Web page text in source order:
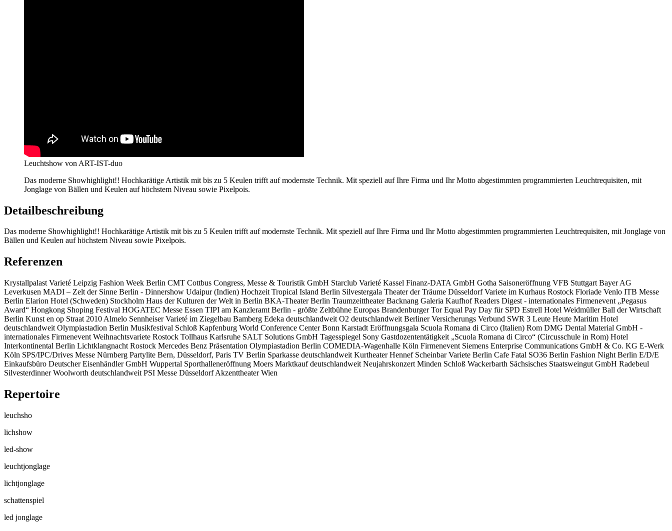
Leuchtshow von ART-IST-duo
Das moderne Showhighlight!! Hochkarätige Artistik mit bis zu 5 Keulen trifft auf modernste Technik. Mit speziell auf Ihre Firma und Ihr Motto abgestimmten programmierten Leuchtrequisiten, mit
Jonglage von Bällen und Keulen auf höchstem Niveau sowie Pixelpois.
Detailbeschreibung
Das moderne Showhighlight!! Hochkarätige Artistik mit bis zu 5 Keulen trifft auf modernste Technik. Mit speziell auf Ihre Firma und Ihr Motto abgestimmten programmierten Leuchtrequisiten, mit Jonglage von
Bällen und Keulen auf höchstem Niveau sowie Pixelpois.
Referenzen
Krystallpalast Varieté Leipzig Fashion Week Berlin CMT Cottbus Congress, Messe & Touristik GmbH Starclub Varieté Kassel Finanz-DATA GmbH Gotha Saisoneröffnung VFB Stuttgart Bayer AG
Leverkusen MADI – Zelt der Sinne Berlin - Dinnershow Udaipur (Indien) Hochzeit Tropical Island Berlin Silvestergala Theater der Träume Düsseldorf Variete im Kurhaus Rostock Floriade Venlo ITB Messe
Berlin Elarion Hotel (Schweden) Stockholm Haus der Kulturen der Welt in Berlin BKA-Theater Berlin Traumzeittheater Backnang Galeria Kaufhof Readers Digest - internationales Firmenevent „Pegasus
Award“ Hongkong Shoping Festival HOGATEC Messe Essen TIPI am Kanzleramt Berlin - größte Zeltbühne Europas Brandenburger Tor Equal Pay Day für SPD Estrell Hotel Weidmüller Ball der Wirtschaft
Berlin Kunst en op Straat 2010 Almelo Sennheiser Varieté im Ziegelbau Bamberg Edeka deutschlandweit O2 deutschlandweit Berliner Versicherungs Verbund SWR 3 Leute Heute Maritim Hotel
deutschlandweit Olympiastadion Berlin Musikfestival Schloß Kapfenburg World Conference Center Bonn Karstadt Eröffnungsgala Scuola Romana di Circo (Italien) Rom DMG Dental Material GmbH -
internationales Firmenevent Weihnachtsvariete Rostock Tollhaus Karlsruhe SALT Solutions GmbH Tagesspiegel Sony Gastdozententätigkeit „Scuola Romana di Circo“ (Circusschule in Rom) Hotel
Interkontinental Berlin Lichtklangnacht Rostock Mercedes Benz Präsentation Olympiastadion Berlin COMEDIA-Wagenhalle Köln Firmenevent Siemens Enterprise Communications GmbH & Co. KG E-Werk
Köln SPS/IPC/Drives Messe Nürnberg Partylite Bern, Düsseldorf, Paris TV Berlin Sparkasse deutschlandweit Kurtheater Hennef Scheinbar Variete Berlin Cafe Fatal SO36 Berlin Fashion Night Berlin E/D/E
Einkaufsbüro Deutscher Eisenhändler GmbH Wuppertal Sporthalleneröffnung Moers Marktkauf deutschlandweit Neujahrskonzert Minden Schloß Wackerbarth Sächsisches Staatsweingut GmbH Radebeul
Silvesterdinner Woolworth deutschlandweit PSI Messe Düsseldorf Akzenttheater Wien
Repertoire
leuchsho
lichshow
led-show
leuchtjonglage
lichtjonglage
schattenspiel
led jonglage